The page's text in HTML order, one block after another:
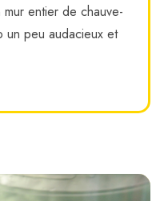
entier de chauve-
un peu audacieux et